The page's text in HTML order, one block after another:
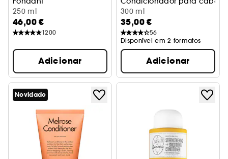
Condicionador e Máscara
250 ml
46,00 €
1200
Adicionar
300 ml
35,00 €
56
Disponível em 2 formatos
Adicionar
Novidade